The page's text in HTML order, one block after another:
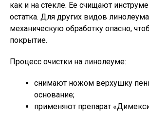
как и на стекле. Ее счищают
остатка. Для других видов
механическую обработку опасно,
покрытие.
Процесс очистки на линолеуме:
снимают ножом верхушку
основание;
применяют препарат